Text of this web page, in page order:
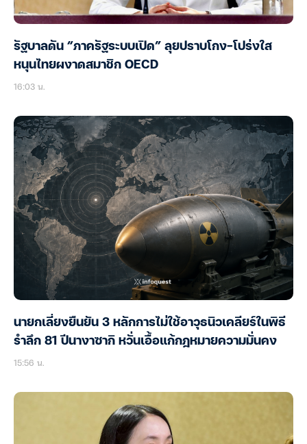
รัฐบาลดัน “ภาครัฐระบบเปิด” ลุยปราบโกง-โปร่งใส
หนุนไทยผงาดสมาชิก OECD
16:03 น.
นายกเลี่ยงยืนยัน 3 หลักการไม่ใช้อาวุธนิวเคลียร์ในพิธี
รำลึก 81 ปีนางาซากิ หวั่นเอื้อแก้กฎหมายความมั่นคง
15:56 น.